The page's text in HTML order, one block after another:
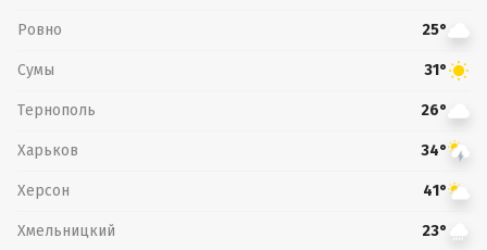
Ровно 25°
Сумы 31°
Тернополь 26°
Харьков 34°
Херсон 41°
Хмельницкий 23°